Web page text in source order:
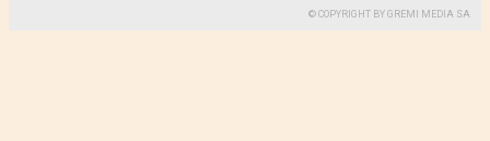
© COPYRIGHT BY GREMI MEDIA SA